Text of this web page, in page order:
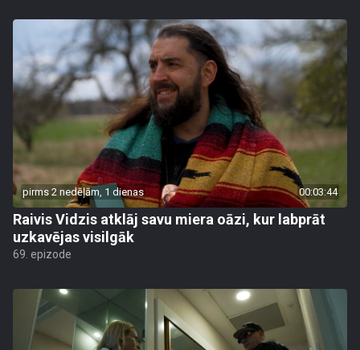
pirms 2 nedēļām, 1 dienas 00:03:44
Raivis Vidzis atklāj savu miera oāzi, kur labprāt
uzkavējas visilgāk
69. epizode